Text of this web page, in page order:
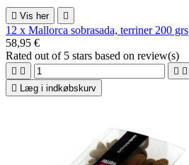
 Vis her 
12 x Mallorca sobrasada, terriner 200 grs
58,95 €
Rated out of 5 stars based on review(s)
   

Læg i indkøbskurv